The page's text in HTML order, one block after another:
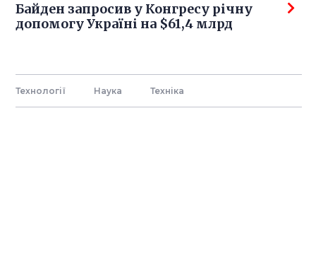
Байден запросив у Конгресу річну
допомогу Україні на $61,4 млрд
Технології Наука Технiка